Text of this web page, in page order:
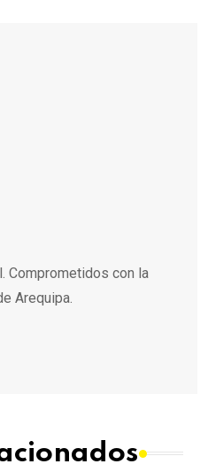
Comprometidos con la
Arequipa.